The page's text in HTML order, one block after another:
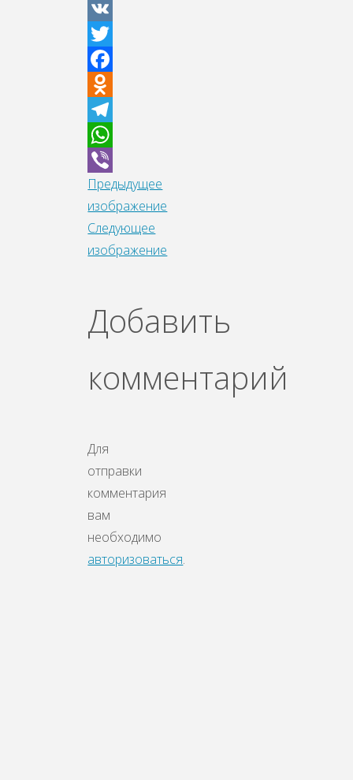
VK
Twitter
Facebook
Odnoklassniki
Telegram
WhatsApp
Viber
Предыдущее
изображение
Следующее
изображение
Добавить
комментарий
Для
отправки
комментария
вам
необходимо
авторизоваться.